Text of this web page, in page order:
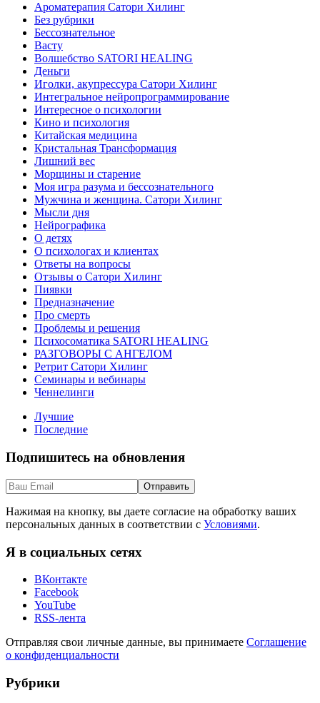
Ароматерапия Сатори Хилинг
Без рубрики
Бессознательное
Васту
Волшебство SATORI HEALING
Деньги
Иголки, акупрессура Сатори Хилинг
Интегральное нейропрограммирование
Интересное о психологии
Кино и психология
Китайская медицина
Кристальная Трансформация
Лишний вес
Морщины и старение
Моя игра разума и бессознательного
Мужчина и женщина. Сатори Хилинг
Мысли дня
Нейрографика
О детях
О психологах и клиентах
Ответы на вопросы
Отзывы о Сатори Хилинг
Пиявки
Предназначение
Про смерть
Проблемы и решения
Психосоматика SATORI HEALING
РАЗГОВОРЫ С АНГЕЛОМ
Ретрит Сатори Хилинг
Семинары и вебинары
Ченнелинги
Лучшие
Последние
Подпишитесь на обновления
Нажимая на кнопку, вы даете согласие на обработку ваших
персональных данных в соответствии с Условиями.
Я в социальных сетях
ВКонтакте
Facebook
YouTube
RSS-лента
Отправляя свои личные данные, вы принимаете Соглашение
о конфиденциальности
Рубрики